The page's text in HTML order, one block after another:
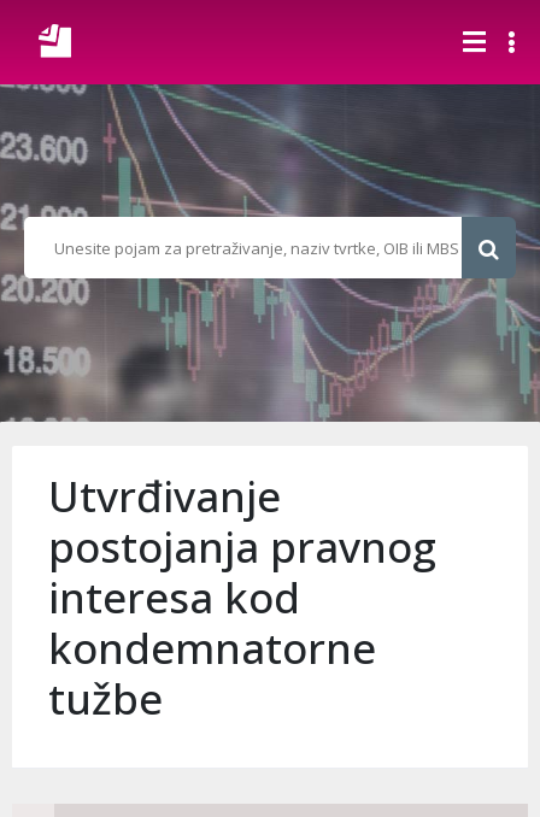
Utvrđivanje
postojanja pravnog
interesa kod
kondemnatorne
tužbe